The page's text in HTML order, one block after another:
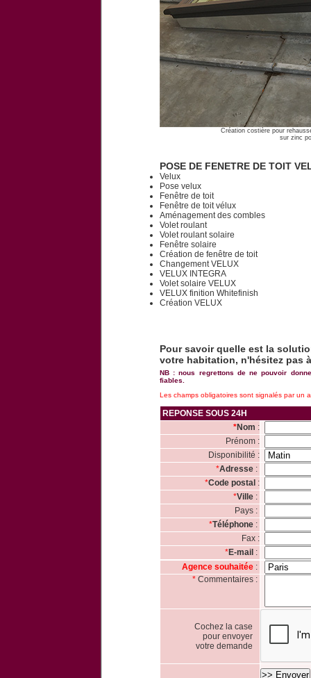
Création costière pour
sur zinc
POSE DE FENETRE DE TOIT
Velux
Pose velux
Fenêtre de toit
Fenêtre de toit vélux
Aménagement des combles
Volet roulant
Volet roulant solaire
Fenêtre solaire
Création de fenêtre de toit
Changement VELUX
VELUX INTEGRA
Volet solaire VELUX
VELUX finition Whitefinish
Création VELUX
Poursavoir quelle est la
votre habitation, n'hésitez pas
NB : nous regrettons de ne pouvoir
fiables.
Les champs obligatoires sont signalés par un
REPONSE SOUS 24H
*Nom :
Prénom :
Disponibilité :
*Adresse :
*Code postal :
*Ville :
Pays :
*Téléphone :
Fax :
*E-mail :
Agence souhaitée :
* Commentaires :
Cochez la case
pour envoyer
votre demande